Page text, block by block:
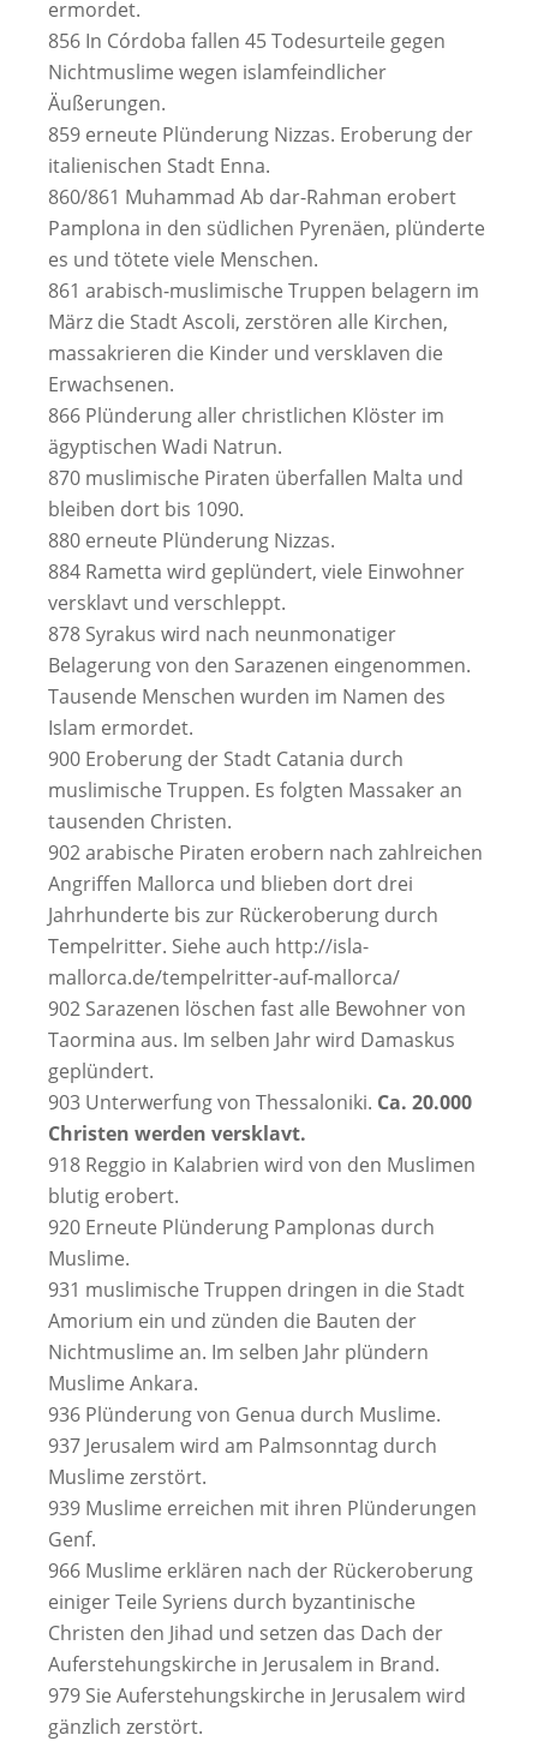
ermordet.
856 In Córdoba fallen 45 Todesurteile gegen
Nichtmuslime wegen islamfeindlicher
Äußerungen.
859 erneute Plünderung Nizzas. Eroberung der
italienischen Stadt Enna.
860/861 Muhammad Ab dar-Rahman erobert
Pamplona in den südlichen Pyrenäen, plünderte
es und tötete viele Menschen.
861 arabisch-muslimische Truppen belagern im
März die Stadt Ascoli, zerstören alle Kirchen,
massakrieren die Kinder und versklaven die
Erwachsenen.
866 Plünderung aller christlichen Klöster im
ägyptischen Wadi Natrun.
870 muslimische Piraten überfallen Malta und
bleiben dort bis 1090.
880 erneute Plünderung Nizzas.
884 Rametta wird geplündert, viele Einwohner
versklavt und verschleppt.
878 Syrakus wird nach neunmonatiger
Belagerung von den Sarazenen eingenommen.
Tausende Menschen wurden im Namen des
Islam ermordet.
900 Eroberung der Stadt Catania durch
muslimische Truppen. Es folgten Massaker an
tausenden Christen.
902 arabische Piraten erobern nach zahlreichen
Angriffen Mallorca und blieben dort drei
Jahrhunderte bis zur Rückeroberung durch
Tempelritter. Siehe auch http://isla-
mallorca.de/tempelritter-auf-mallorca/
902 Sarazenen löschen fast alle Bewohner von
Taormina aus. Im selben Jahr wird Damaskus
geplündert.
903 Unterwerfung von Thessaloniki. Ca. 20.000
Christen werden versklavt.
918 Reggio in Kalabrien wird von den Muslimen
blutig erobert.
920 Erneute Plünderung Pamplonas durch
Muslime.
931 muslimische Truppen dringen in die Stadt
Amorium ein und zünden die Bauten der
Nichtmuslime an. Im selben Jahr plündern
Muslime Ankara.
936 Plünderung von Genua durch Muslime.
937 Jerusalem wird am Palmsonntag durch
Muslime zerstört.
939 Muslime erreichen mit ihren Plünderungen
Genf.
966 Muslime erklären nach der Rückeroberung
einiger Teile Syriens durch byzantinische
Christen den Jihad und setzen das Dach der
Auferstehungskirche in Jerusalem in Brand.
979 Sie Auferstehungskirche in Jerusalem wird
gänzlich zerstört.